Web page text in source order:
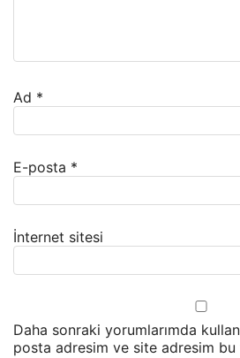
Ad *
E-posta *
İnternet sitesi
Daha sonraki yorumlarımda
posta adresim ve site adresim bu